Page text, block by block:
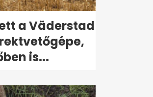
a Väderstad
is...